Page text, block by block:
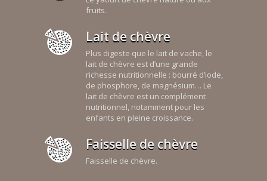
fruits.
Lait de chèvre
Plus digeste que le lait de vache, le
lait de chèvre est d’une grande
richesse nutritionnelle : bourré d’iode,
de phosphore, de magnésium… Le
lait de chèvre est un complément
nutritionnel, notamment pour les
enfants en pleine croissance.
Faisselle de chèvre
Faisselle de chèvre.